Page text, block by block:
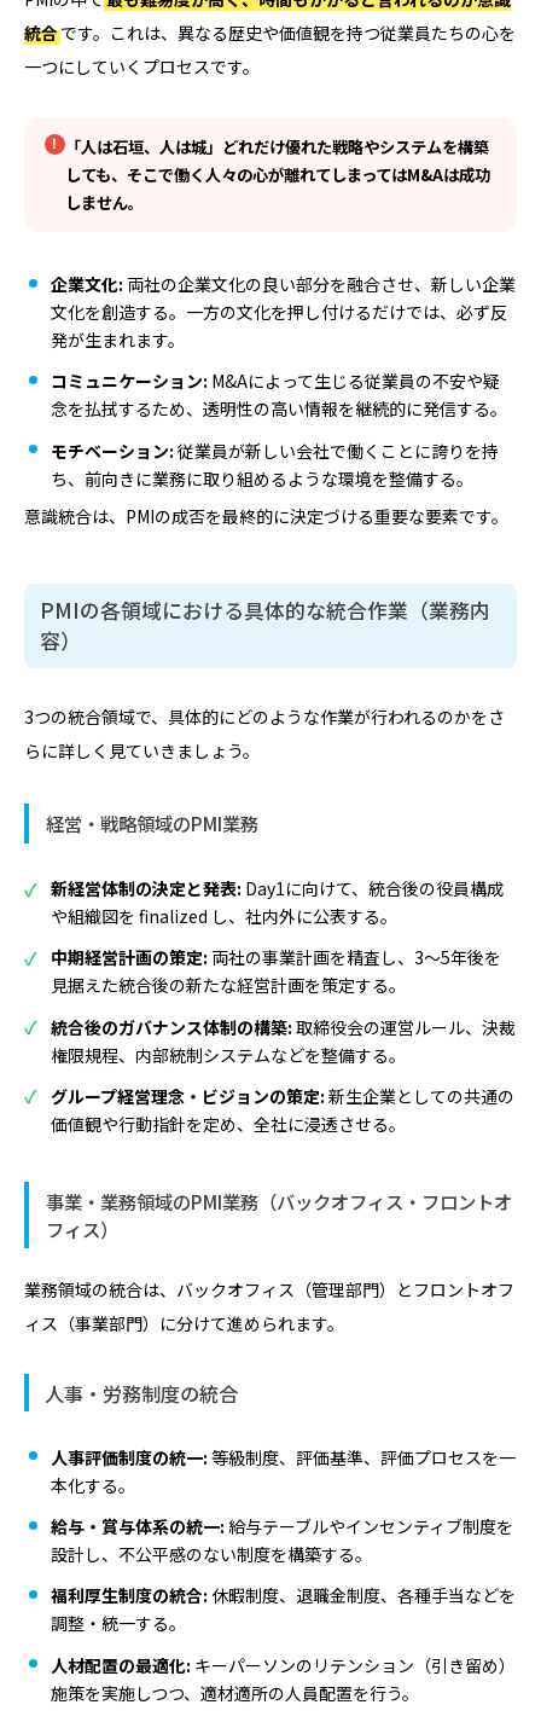
統合です。これは、異なる歴史や価値観を持つ従業員たちの心を
一つにしていくプロセスです。
「人は石垣、人は城」どれだけ優れた戦略やシステムを構築
しても、そこで働く人々の心が離れてしまってはM&Aは成功
しません。
企業文化: 両社の企業文化の良い部分を融合させ、新しい企業
文化を創造する。一方の文化を押し付けるだけでは、必ず反
発が生まれます。
コミュニケーション: M&Aによって生じる従業員の不安や疑
念を払拭するため、透明性の高い情報を継続的に発信する。
モチベーション: 従業員が新しい会社で働くことに誇りを持
ち、前向きに業務に取り組めるような環境を整備する。
意識統合は、PMIの成否を最終的に決定づける重要な要素です。
PMIの各領域における具体的な統合作業（業務内
容）
3つの統合領域で、具体的にどのような作業が行われるのかをさ
らに詳しく見ていきましょう。
経営・戦略領域のPMI業務
新経営体制の決定と発表: Day1に向けて、統合後の役員構成
や組織図を finalized し、社内外に公表する。
中期経営計画の策定: 両社の事業計画を精査し、3〜5年後を
見据えた統合後の新たな経営計画を策定する。
統合後のガバナンス体制の構築: 取締役会の運営ルール、決裁
権限規程、内部統制システムなどを整備する。
グループ経営理念・ビジョンの策定: 新生企業としての共通の
価値観や行動指針を定め、全社に浸透させる。
事業・業務領域のPMI業務（バックオフィス・フロントオ
フィス）
業務領域の統合は、バックオフィス（管理部門）とフロントオフ
ィス（事業部門）に分けて進められます。
人事・労務制度の統合
人事評価制度の統一: 等級制度、評価基準、評価プロセスを一
本化する。
給与・賞与体系の統一: 給与テーブルやインセンティブ制度を
設計し、不公平感のない制度を構築する。
福利厚生制度の統合: 休暇制度、退職金制度、各種手当などを
調整・統一する。
人材配置の最適化: キーパーソンのリテンション（引き留め）
施策を実施しつつ、適材適所の人員配置を行う。